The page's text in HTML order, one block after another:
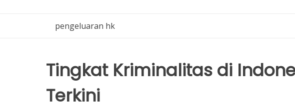
pengeluaran hk
Tingkat Kriminalitas di
Terkini